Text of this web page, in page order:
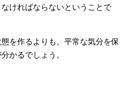
ければならないということで
を作るよりも、平常な気分を保
かるでしょう。